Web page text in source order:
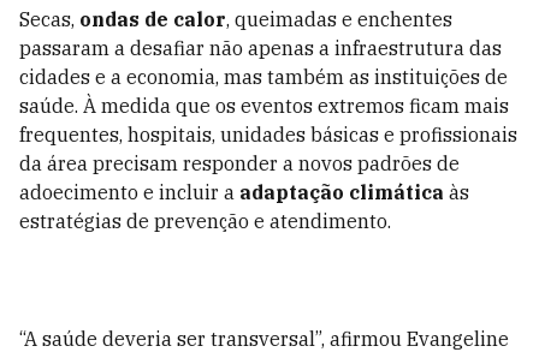
Secas, ondas de calor, queimadas e enchentes
passaram a desafiar não apenas a infraestrutura das
cidades e a economia, mas também as instituições de
saúde. À medida que os eventos extremos ficam mais
frequentes, hospitais, unidades básicas e profissionais
da área precisam responder a novos padrões de
adoecimento e incluir a adaptação climática às
estratégias de prevenção e atendimento.
“A saúde deveria ser transversal”, afirmou Evangeline